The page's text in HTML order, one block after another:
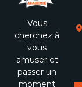
Vous
cherchez à
vous
amuser et
passer un
moment